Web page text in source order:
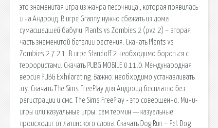
это знаменитая игра из жанра песочница , которая появилась
и на Андроид. В игре Granny нужно сбежать из дома
сумасшедшей бабули. Plants vs Zombies 2 (pvz 2) – вторая
часть знаменитой баталии растения. Скачать Plants vs
Zombies 2 7.2.1. В игре Standoff 2 необходимо бороться с
террористами. Скачать PUBG MOBILE 0.11.0. Международная
версия PUBG Exhilarating. Важно: необходимо устанавливать
эту. Скачать The Sims FreePlay для Андроид бесплатно без
регистрации и смс. The Sims FreePlay - это совершенно. Мини-
игры или казуальные игры: сам термин — казуальные
происходит от латинского слова. Скачать Dog Run – Pet Dog